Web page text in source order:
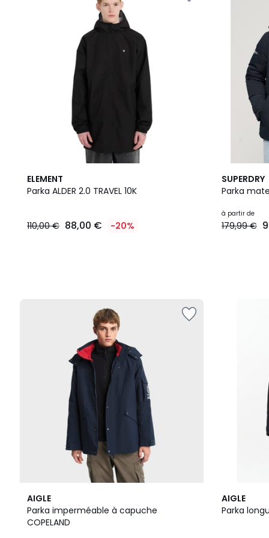
ELEMENT
Parka ALDER 2.0 TRAVEL 10K
110,00 € 88,00 € -20%
SUPERDRY
Parka
à partir de
179,99 €
2
Couleurs
AIGLE
Parka imperméable à capuche
COPELAND
2
Couleurs
AIGLE
Parka
2
Couleurs